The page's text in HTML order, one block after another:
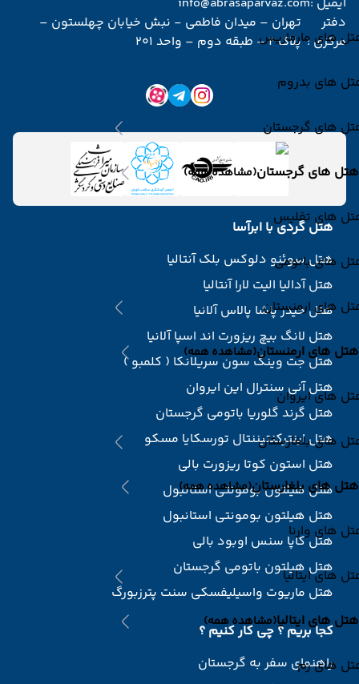
های مارماریس
های بدروم
های گرجستان
هتل های گرجستان(مشاهده همه)
های تفلیس
های باتومی
های ارمنستان
هتل های ارمنستان(مشاهده همه)
های ایروان
های بلغارستان
هتل های بلغارستان(مشاهده همه)
های وارنا
های ایتالیا
هتل های ایتالیا(مشاهده همه)
های رم
دفتر
مرکزی :
تهران – میدان فاطمی - نبش خیابان چهلستون –
پلاک 2 – طبقه دوم – واحد 201
هتل گردی با ابرآسا
هتل سوئنو دلوکس بلک آنتالیا
هتل آدالیا الیت لارا آنتالیا
هتل حیدر پاشا پالاس آلانیا
هتل لانگ بیچ ریزورت اند اسپا آلانیا
هتل جت وینگ سون سریلانکا ( کلمبو )
هتل آنی سنترال این ایروان
هتل گرند گلوریا باتومی گرجستان
هتل اینترکنتیننتال تورسکایا مسکو
هتل استون کوتا ریزورت بالی
هتل هیلتون بومونتی استانبول
هتل هیلتون بومونتی استانبول
هتل کاپا سنس اوبود بالی
هتل هیلتون باتومی گرجستان
هتل ماریوت واسیلیفسکی سنت پترزبورگ
کجا بریم ؟ چی کار کنیم ؟
راهنمای سفر به گرجستان